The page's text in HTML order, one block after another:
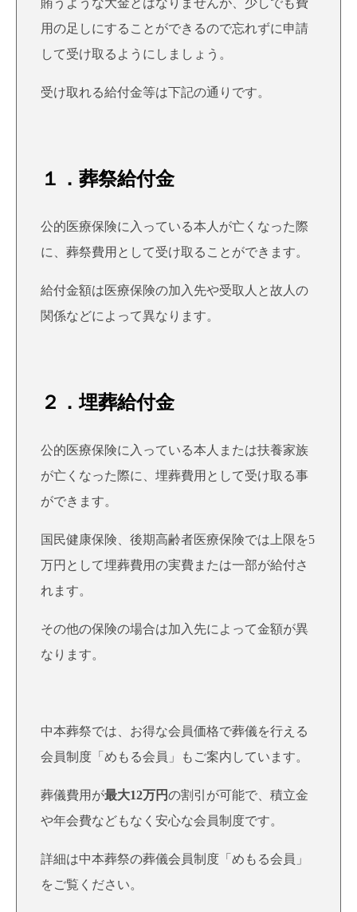
賄うような大金とはなりませんが、少しでも費
用の足しにすることができるので忘れずに申請
して受け取るようにしましょう。
受け取れる給付金等は下記の通りです。
１．葬祭給付金
公的医療保険に入っている本人が亡くなった際
に、葬祭費用として受け取ることができます。
給付金額は医療保険の加入先や受取人と故人の
関係などによって異なります。
２．埋葬給付金
公的医療保険に入っている本人または扶養家族
が亡くなった際に、埋葬費用として受け取る事
ができます。
国民健康保険、後期高齢者医療保険では上限を5
万円として埋葬費用の実費または一部が給付さ
れます。
その他の保険の場合は加入先によって金額が異
なります。
中本葬祭では、お得な会員価格で葬儀を行える
会員制度「めもる会員」もご案内しています。
葬儀費用が最大12万円の割引が可能で、積立金
や年会費などもなく安心な会員制度です。
詳細は中本葬祭の葬儀会員制度「めもる会員」
をご覧ください。